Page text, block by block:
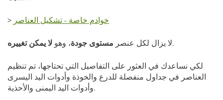
> خوادم خاصة - تشكيل العناصر
لا يزال لكل عنصر مستوى جودة، وهو لا يمكن تغييره .
لكي نساعدك في العثور على التفاصيل التي تحتاجها، تم تنظيم
العناصر في جداول منفصلة للدرع والخوذة وأدوات اليد اليسرى
وأدوات اليد اليمنى والأحذية.